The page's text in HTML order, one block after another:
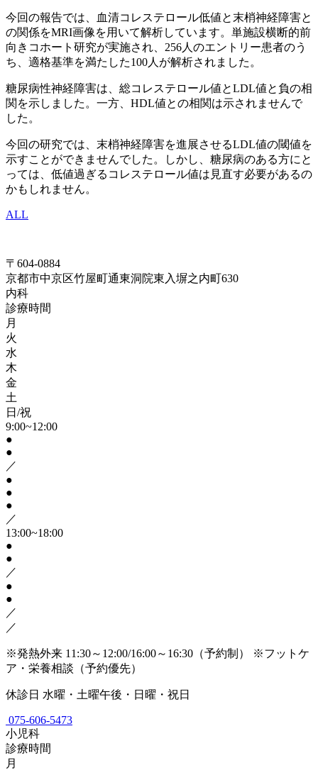
今回の報告では、血清コレステロール低値と末梢神経障害と
の関係をMRI画像を用いて解析しています。単施設横断的前
向きコホート研究が実施され、256人のエントリー患者のう
ち、適格基準を満たした100人が解析されました。
糖尿病性神経障害は、総コレステロール値とLDL値と負の相
関を示しました。一方、HDL値との相関は示されませんで
した。
今回の研究では、末梢神経障害を進展させるLDL値の閾値を
示すことができませんでした。しかし、糖尿病のある方にと
っては、低値過ぎるコレステロール値は見直す必要があるの
かもしれません。
ALL
〒604-0884
京都市中京区竹屋町通東洞院東入塀之内町630
内科
診療時間
月
火
水
木
金
土
日/祝
9:00~12:00
●
●
／
●
●
●
／
13:00~18:00
●
●
／
●
●
／
／
※発熱外来 11:30～12:00/16:00～16:30（予約制）
※フットケ
ア・栄養相談（予約優先）
休診日 水曜・土曜午後・日曜・祝日
075-606-5473
小児科
診療時間
月